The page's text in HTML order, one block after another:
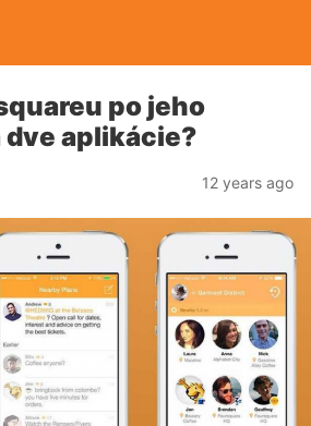
po jeho
dve aplikácie?
12 years ago